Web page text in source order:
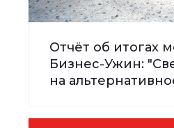
Отчёт об итогах
Бизнес-Ужин:
на